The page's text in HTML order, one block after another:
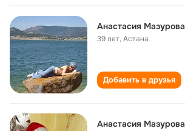
Анастасия Мазурова
39 лет,Астана
Добавить в друзья
Анастасия Мазурова